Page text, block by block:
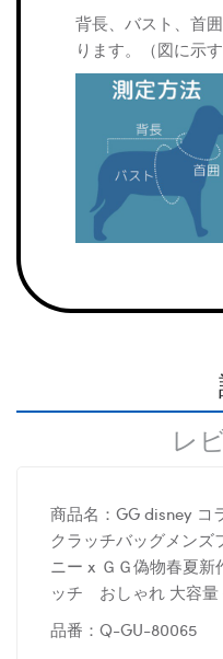
背長、バスト、首
ります。（図に示
レ
商品名：GG disney コ
クラッチバッグメン
ニー x ＧＧ偽物春夏新
ッチ おしゃれ 大容量
品番：Q-GU-80065